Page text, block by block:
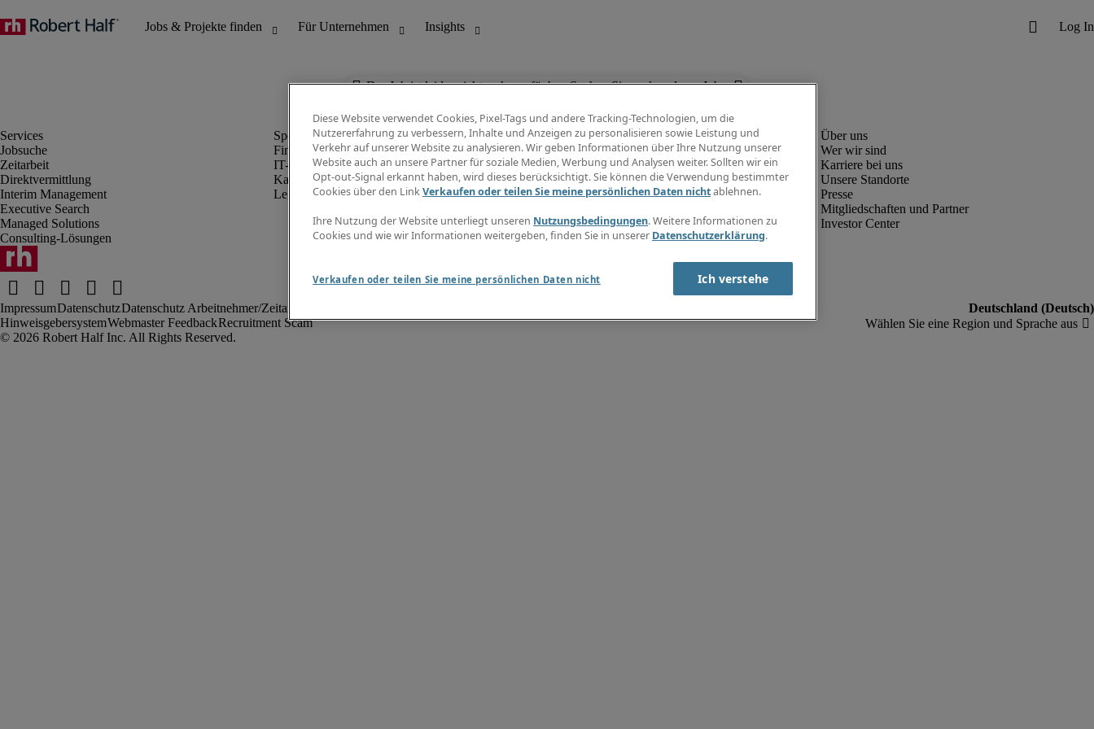
Der Job ist leider nicht mehr verfügbar. Suchen Sie nach anderen Jobs.
Jobsuche
Zeitarbeit
Direktvermittlung
Interim Management
Executive Search
Managed Solutions
Consulting-Lösungen
Finanz- & Rechnungswesen
IT-Bereich
Kaufmännischer Bereich
Legal
Info Center
Jobübersicht
Gehaltsübersicht
E-Learning
Wer wir sind
Karriere bei uns
Unsere Standorte
Presse
Mitgliedschaften und Partner
Investor Center
ImpressumDatenschutzDatenschutz Arbeitnehmer/Zeitarbeitskräfte
HinweisgebersystemWebmaster FeedbackRecruitment Scam
Diese Website verwendet Cookies, Pixel-Tags und andere Tracking-Technologien, um die
Nutzererfahrung zu verbessern, Inhalte und Anzeigen zu personalisieren sowie Leistung und
Verkehr auf unserer Website zu analysieren. Wir geben Informationen über Ihre Nutzung unserer
Website auch an unsere Partner für soziale Medien, Werbung und Analysen weiter. Sollten wir ein
Opt-out-Signal erkannt haben, wird dieses berücksichtigt. Sie können die Verwendung bestimmter
Cookies über den LinkVerkaufen oder teilen Sie meine persönlichen Daten nichtablehnen.
Ihre Nutzung der Website unterliegt unseren Nutzungsbedingungen. Weitere Informationen zu
Cookies und wie wir Informationen weitergeben, finden Sie in unserer Datenschutzerklärung.
Verkaufen oder teilen Sie meine persönlichen Daten nicht Ich verstehe